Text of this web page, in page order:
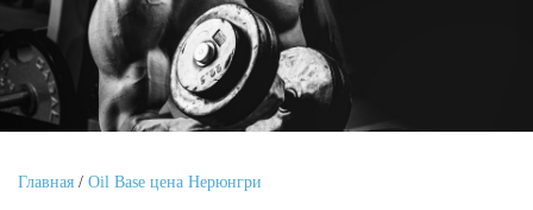
Главная / Oil Base цена Нерюнгри